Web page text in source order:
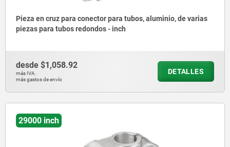
Pieza en cruz para conector para tubos, aluminio, de varias
piezas para tubos redondos - inch
desde $1,058.92
más IVA.
más gastos de envío
DETALLES
29000 inch